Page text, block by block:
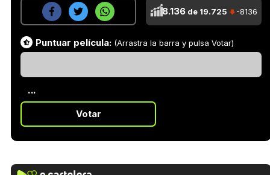
8.136 de 19.725 -8136
Puntuar película: (Arrastra la barra y pulsa Votar)
...
Votar